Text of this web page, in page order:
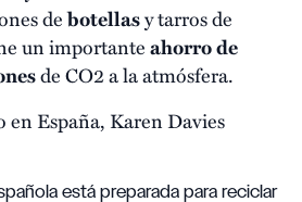
debotellasy tarros de
un importanteahorro de
de CO2 a la atmósfera.
en España, Karen Davies
está preparada para reciclar